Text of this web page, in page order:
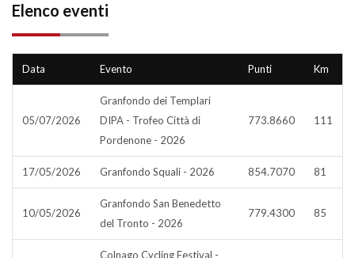
Elenco eventi
Data Evento Punti Km
05/07/2026
Granfondo dei Templari
DIPA - Trofeo Città di
Pordenone - 2026
773.8660 111
17/05/2026 Granfondo Squali - 2026 854.7070 81
10/05/2026
Granfondo San Benedetto
del Tronto - 2026
779.4300 85
Colnago Cycling Festival -